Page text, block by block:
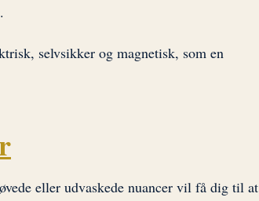
selvsikker og magnetisk, som en
eller udvaskede nuancer vil få dig til at